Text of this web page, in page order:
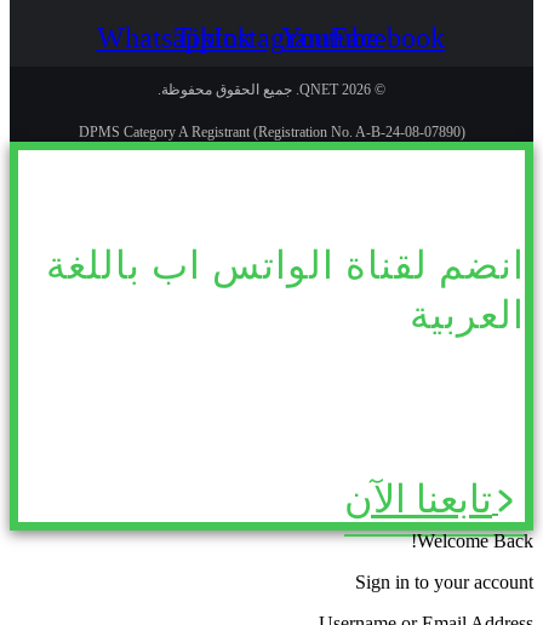
Facebook
Youtube
Instagram
Tiktok
Whatsapp
© 2026 QNET. جميع الحقوق محفوظة.
DPMS Category A Registrant (Registration No. A-B-24-08-07890)
انضم لقناة الواتس اب باللغة
العربية
تابعنا الآن
Welcome Back!
Sign in to your account